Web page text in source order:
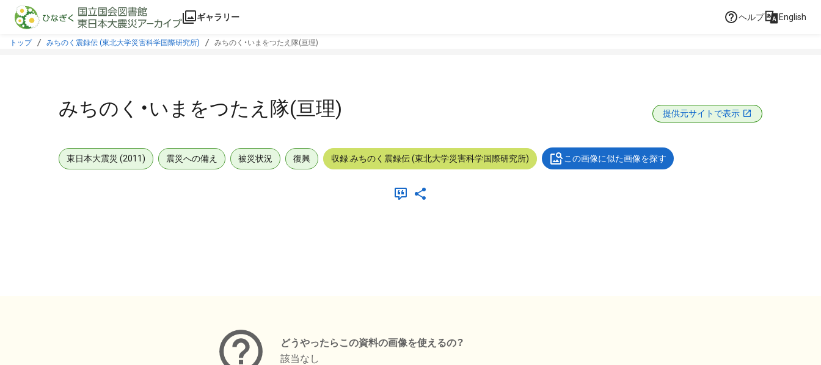
本文に飛ぶ
ギャラリー ヘルプ English
トップ みちのく震録伝 (東北大学災害科学国際研究所) みちのく・いまをつたえ隊(亘理)
みちのく・いまをつたえ隊(亘理) 提供元サイトで表示
東日本大震災 (2011) 震災への備え 被災状況 復興 収録:みちのく震録伝 (東北大学災害科学国際研究所) この画像に似た画像を探す
どうやったらこの資料の画像を使えるの？
該当なし